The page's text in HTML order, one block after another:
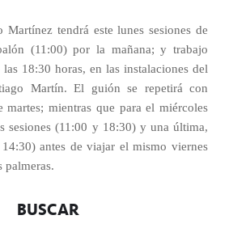
tendrá este lunes sesiones de
(11:00) por la mañana; y trabajo
18:30 horas, en las instalaciones del
Martín. El guión se repetirá con
martes; mientras que para el miércoles
sesiones (11:00 y 18:30) y una última,
antes de viajar el mismo viernes
palmeras.
BUSCAR